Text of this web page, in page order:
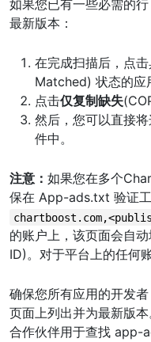
如果您已有一些必需的
最新版本：
在完成扫描后，点
Matched) 状态的应
点击仅复制缺失
然后，您可以直接
件中。
注意： 如果您在多个
保在 App-ads.txt 验证
的账户上，该页面会自
ID)。对于平台上的任何
确保您所有应用的开发
页面上列出并为最新版
合作伙伴用于查找 app-